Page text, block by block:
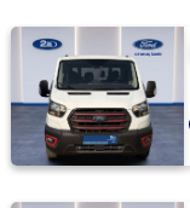
350
MF
VAN
350ED
KAMYONET